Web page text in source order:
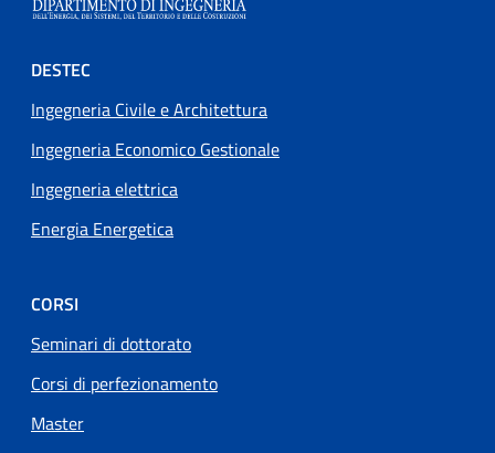
Footer menu
DESTEC
Ingegneria Civile e Architettura
Ingegneria Economico Gestionale
Ingegneria elettrica
Energia Energetica
CORSI
Seminari di dottorato
Corsi di perfezionamento
Master